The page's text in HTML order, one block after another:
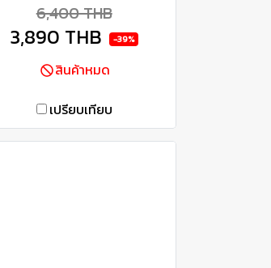
6,400 THB
3,890 THB -39%
สินค้าหมด
เปรียบเทียบ